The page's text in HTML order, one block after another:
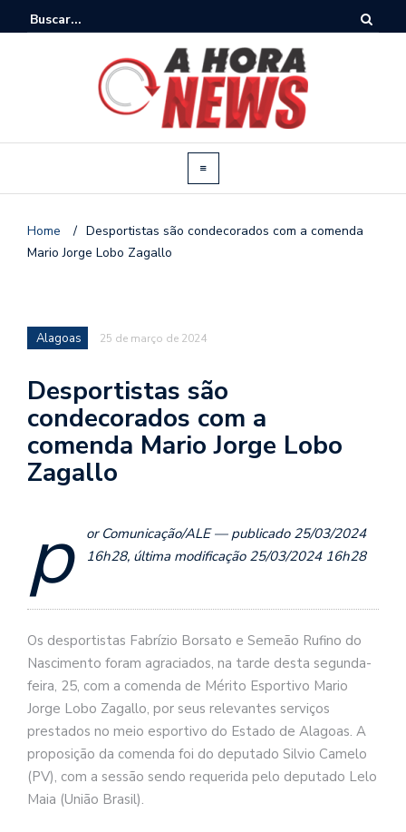
Home / Desportistas são condecorados com a comenda
Mario Jorge Lobo Zagallo
Alagoas 25 de março de 2024
Desportistas são
condecorados com a
comenda Mario Jorge Lobo
Zagallo
p
or Comunicação/ALE — publicado 25/03/2024
16h28, última modificação 25/03/2024 16h28
Os desportistas Fabrízio Borsato e Semeão Rufino do
Nascimento foram agraciados, na tarde desta segunda-
feira, 25, com a comenda de Mérito Esportivo Mario
Jorge Lobo Zagallo, por seus relevantes serviços
prestados no meio esportivo do Estado de Alagoas. A
proposição da comenda foi do deputado Silvio Camelo
(PV), com a sessão sendo requerida pelo deputado Lelo
Maia (União Brasil).